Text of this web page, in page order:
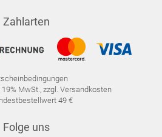
Zahlarten
MwSt., zzgl. Versandkosten
49 €
Folge uns